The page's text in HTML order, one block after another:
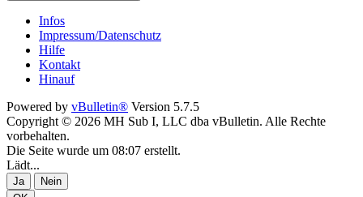
Infos
Impressum/Datenschutz
Hilfe
Kontakt
Hinauf
Powered by vBulletin® Version 5.7.5
Copyright © 2026 MH Sub I, LLC dba vBulletin. Alle Rechte
vorbehalten.
Die Seite wurde um 08:07 erstellt.
Lädt...
Ja
Nein